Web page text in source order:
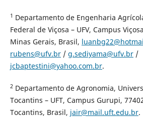
1 Departamento de Engenharia
Federal de Viçosa – UFV, Campus
Minas Gerais, Brasil,
rubens@ufv.br/ g.sediyama@ufv.br/
jcbaptestini@yahoo.com.br.
2Departamento de Agronomia,
Tocantins – UFT, Campus Gurupi,
Tocantins, Brasil, jair@mail.uft.edu.br.